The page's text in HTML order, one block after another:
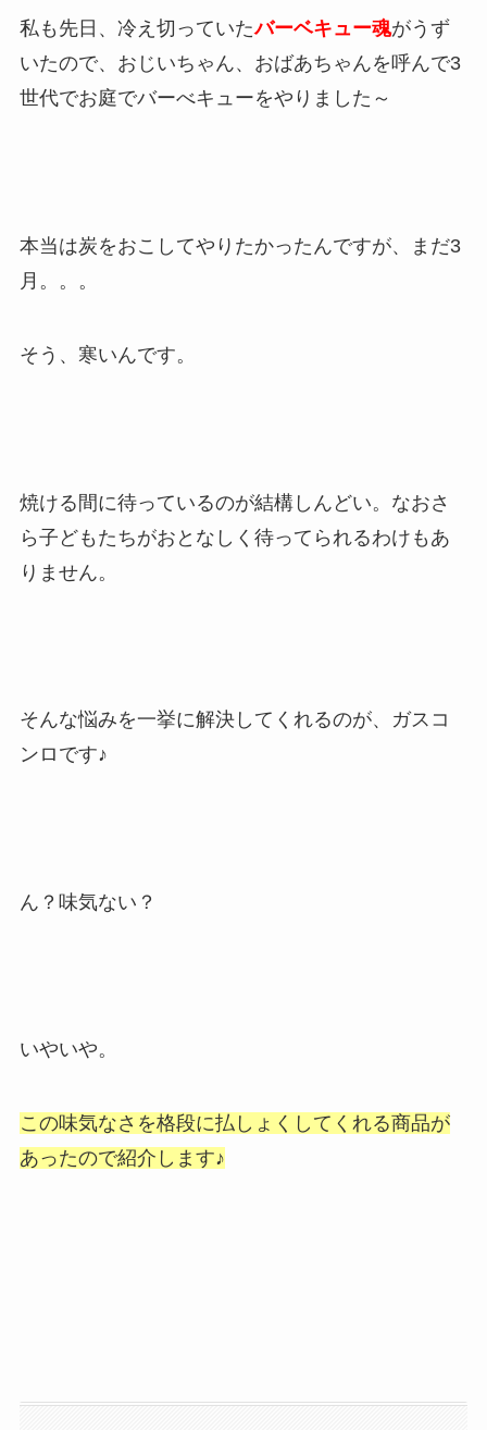
私も先日、冷え切っていたバーベキュー魂がうず
いたので、おじいちゃん、おばあちゃんを呼んで3
世代でお庭でバーべキューをやりました～
本当は炭をおこしてやりたかったんですが、まだ3
月。。。
そう、寒いんです。
焼ける間に待っているのが結構しんどい。なおさ
ら子どもたちがおとなしく待ってられるわけもあ
りません。
そんな悩みを一挙に解決してくれるのが、ガスコ
ンロです♪
ん？味気ない？
いやいや。
この味気なさを格段に払しょくしてくれる商品が
あったので紹介します♪